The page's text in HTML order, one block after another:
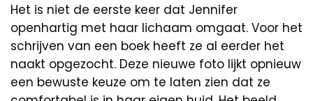
Het is niet de eerste keer dat Jennifer
openhartig met haar lichaam omgaat. Voor het
schrijven van een boek heeft ze al eerder het
naakt opgezocht. Deze nieuwe foto lijkt opnieuw
een bewuste keuze om te laten zien dat ze